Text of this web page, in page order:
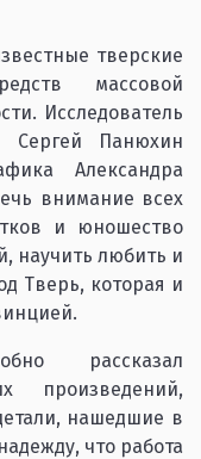
тверские
массовой
Исследователь
Сергей Панюхин
Александра
внимание всех
и юношество
научить любить и
Тверь, которая и
рассказал
произведений,
нашедшие в
что работа